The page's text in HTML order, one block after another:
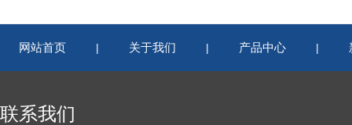
网站首页 | 关于我们 | 产品中心 |
联系我们